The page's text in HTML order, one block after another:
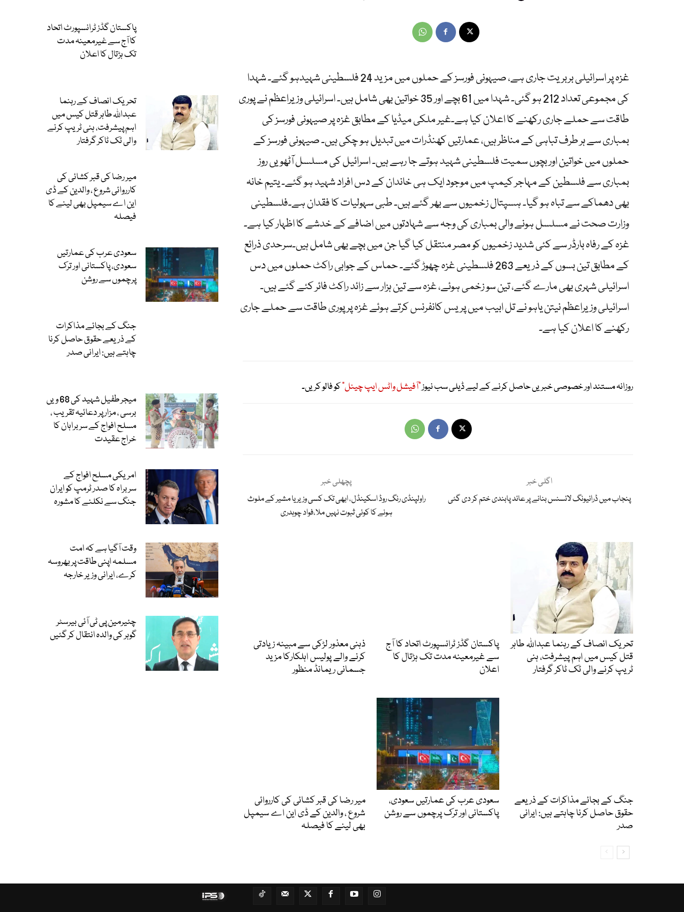
پاکستان گڈز ٹرانسپورٹ اتحاد
کا آج سے غیرمعینہ مدت
تک ہڑتال کا اعلان
تحریک انصاف کے رہنما
عبداللہ طاہر قتل کیس میں
اہم پیشرفت، ہنی ٹریپ کرنے
والی ٹک ٹاکر گرفتار
میر رضا کی قبر کشائی کی
کارروائی شروع ، والدین کے ڈی
این اے سیمپل بھی لینے کا
فیصلہ
سعودی عرب کی عمارتیں
سعودی، پاکستانی اور ترک
پرچموں سے روشن
جنگ کے بجائے مذاکرات
کے ذریعے حقوق حاصل کرنا
چاہتے ہیں: ایرانی صدر
میجر طفیل شہید کی 68 ویں
برسی ، مزار پر دعائیہ تقریب ،
مسلح افواج کے سربراہان کا
خراج عقیدت
امریکی مسلح افواج کے
سربراہ کا صدر ٹرمپ کو ایران
جنگ سے نکلنے کا مشورہ
وقت آگیا ہے کہ امت
مسلمہ اپنی طاقت پر بھروسہ
کرے، ایرانی وزیر خارجہ
چئیرمین پی ٹی آئی بیرسٹر
گوہر کی والدہ انتقال کر گئیں
غزہ پر اسرائیلی بربریت جاری ہے، صیہونی فورسز کے حملوں میں مزید 24 فلسطینی شہیدہو گئے۔ شہدا
کی مجموعی تعداد 212 ہو گئی۔ شہدا میں 61 بچے اور 35 خواتین بھی شامل ہیں۔ اسرائیلی وزیراعظم نے پوری
طاقت سے حملے جاری رکھنے کا اعلان کیا ہے۔غیر ملکی میڈیا کے مطابق غزہ پر صیہونی فورسز کی
بمباری سے ہر طرف تباہی کے مناظر ہیں، عمارتیں کھنڈرات میں تبدیل ہو چکی ہیں۔ صیہونی فورسز کے
حملوں میں خواتین اور بچوں سمیت فلسطینی شہید ہوتے جا رہے ہیں۔ اسرائیل کی مسلسل آٹھویں روز
بمباری سے فلسطین کے مہاجر کیمپ میں موجود ایک ہی خاندان کے دس افراد شہید ہو گئے۔ یتیم خانہ
بھی دھماکے سے تباہ ہو گیا۔ ہسپتال زخمیوں سے بھر گئے ہیں۔ طبی سہولیات کا فقدان ہے۔فلسطینی
وزارت صحت نے مسلسل ہونے والی بمباری کی وجہ سے شہادتوں میں اضافے کے خدشے کا اظہار کیا ہے۔
غزہ کے رفاہ بارڈر سے کئی شدید زخمیوں کو مصر منتقل کیا گیا جن میں بچے بھی شامل ہیں۔سرحدی ذرائع
کے مطابق تین بسوں کے ذریعے 263 فلسطینی غزہ چھوڑ گئے۔ حماس کے جوابی راکٹ حملوں میں دس
اسرائیلی شہری بھی مارے گئے، تین سو زخمی ہوئے، غزہ سے تین ہزار سے زائد راکٹ فائر کئے گئے ہیں۔
اسرائیلی وزیراعظم نیتن یاہو نے تل ابیب میں پریس کانفرنس کرتے ہوئے غزہ پر پوری طاقت سے حملے جاری
رکھنے کا اعلان کیا ہے۔
روزانہ مستند اور خصوصی خبریں حاصل کرنے کے لیے ڈیلی سب نیوز"آفیشل واٹس ایپ چینل"کو فالو کریں۔
پچھلی خبر
راولپنڈی رنگ روڈ اسکینڈل، ابھی تک کسی وزیر یا مشیر کے ملوث
ہونے کا کوئی ثبوت نہیں ملا،فواد چوہدری
اگلی خبر
پنجاب میں ڈرائیونگ لائسنس بنانے پر عائد پابندی ختم کر دی گئی
ذہنی معذور لڑکی سے مبینہ زیادتی
کرنے والے پولیس اہلکارکا مزید
جسمانی ریمانڈ منظور
پاکستان گڈز ٹرانسپورٹ اتحاد کا آج
سے غیرمعینہ مدت تک ہڑتال کا
اعلان
تحریک انصاف کے رہنما عبداللہ طاہر
قتل کیس میں اہم پیشرفت، ہنی
ٹریپ کرنے والی ٹک ٹاکر گرفتار
میر رضا کی قبر کشائی کی کارروائی
شروع ، والدین کے ڈی این اے سیمپل
بھی لینے کا فیصلہ
سعودی عرب کی عمارتیں سعودی،
پاکستانی اور ترک پرچموں سے روشن
جنگ کے بجائے مذاکرات کے ذریعے
حقوق حاصل کرنا چاہتے ہیں: ایرانی
صدر